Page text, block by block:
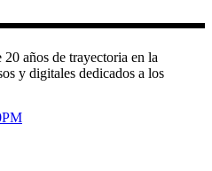
años de trayectoria en la
y digitales dedicados a los